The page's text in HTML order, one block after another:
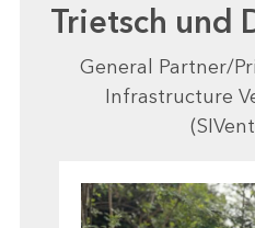
Trietsch und
General Partner/
Infrastructure